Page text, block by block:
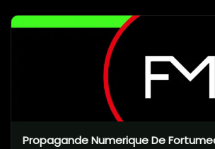
Propagande Numerique De